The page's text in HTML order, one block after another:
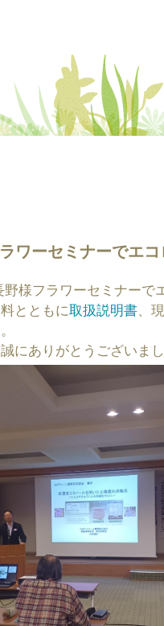
ワーセミナーでエ
様フラワーセミナーで
とともに取扱説明書、
にありがとうございまし